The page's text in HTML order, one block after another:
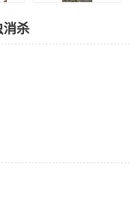
消杀